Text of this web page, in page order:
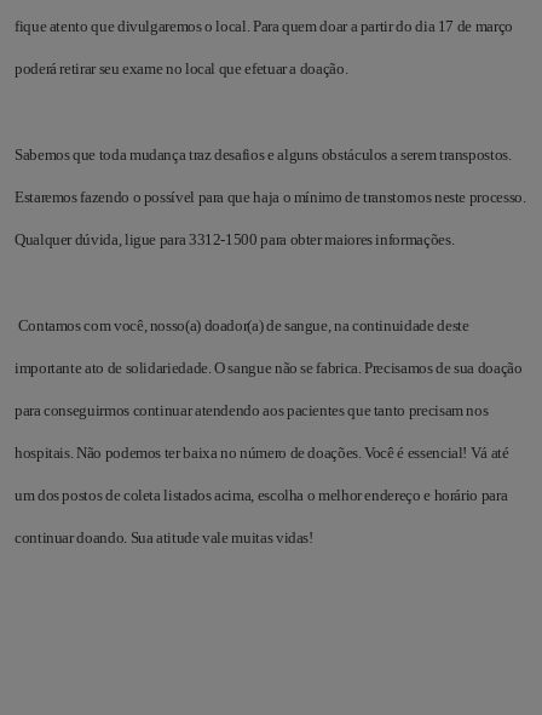
fique atento que divulgaremos o local. Para quem doar a partir do dia 17 de março
poderá retirar seu exame no local que efetuar a doação.
Sabemos que toda mudança traz desafios e alguns obstáculos a serem transpostos.
Estaremos fazendo o possível para que haja o mínimo de transtornos neste processo.
Qualquer dúvida, ligue para 3312-1500 para obter maiores informações.
Contamos com você, nosso(a) doador(a) de sangue, na continuidade deste
importante ato de solidariedade. O sangue não se fabrica. Precisamos de sua doação
para conseguirmos continuar atendendo aos pacientes que tanto precisam nos
hospitais. Não podemos ter baixa no número de doações. Você é essencial! Vá até
um dos postos de coleta listados acima, escolha o melhor endereço e horário para
continuar doando. Sua atitude vale muitas vidas!